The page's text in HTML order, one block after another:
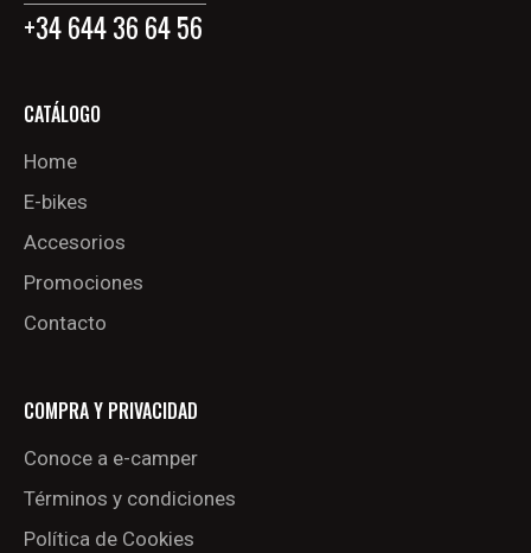
+34 644 36 64 56
CATÁLOGO
Home
E-bikes
Accesorios
Promociones
Contacto
COMPRA Y PRIVACIDAD
Conoce a e-camper
Términos y condiciones
Política de Cookies